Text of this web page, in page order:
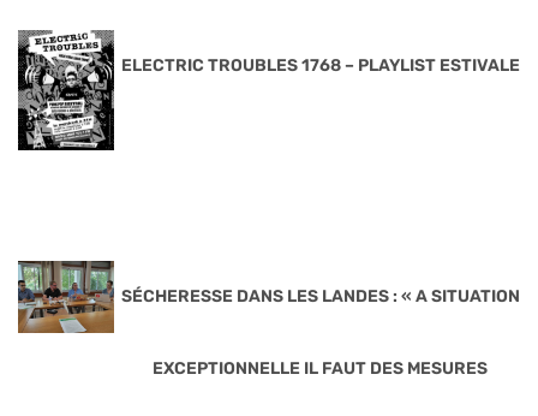
ELECTRIC TROUBLES 1768 – PLAYLIST ESTIVALE
SÉCHERESSE DANS LES LANDES : « A SITUATION
EXCEPTIONNELLE IL FAUT DES MESURES